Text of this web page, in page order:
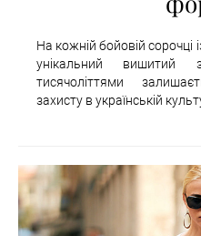
На кожній бойовій сорочці
унікальний
тисячоліттями
захисту в українській